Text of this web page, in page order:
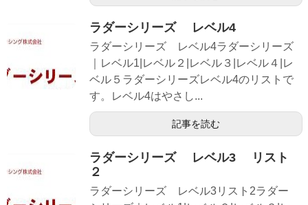
ラダーシリーズ レベル4
ラダーシリーズ レベル4ラダーシリーズ
｜レベル1|レベル２|レベル３|レベル４|レ
ベル５ラダーシリーズレベル4のリストで
す。レベル4はやさし...
記事を読む
ラダーシリーズ レベル3 リスト
２
ラダーシリーズ レベル3リスト2ラダー